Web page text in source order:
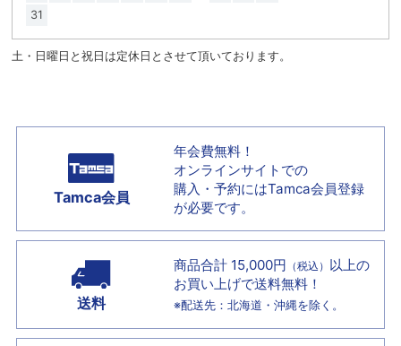
31
土・日曜日と祝日は定休日とさせて頂いております。
Tamca会員
年会費無料！
オンラインサイトでの
購入・予約にはTamca会員登録
が必要です。
送料
商品合計 15,000円 （税込） 以上の
お買い上げで送料無料！
※配送先：北海道・沖縄を除く。